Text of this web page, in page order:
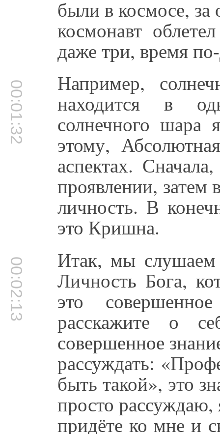
были в космосе, за
космонавт
даже три, время
00:01:32 Например,
находится в
солнечного шара
этому,
аспектах.
проявлении, затем
личность. В
это Кришна.
00:02:13 Итак, мы слушаем
Личность Бога,
это
расскажите о
совершенное
рассуждать:
быть такой», это
просто
придёте ко мне и